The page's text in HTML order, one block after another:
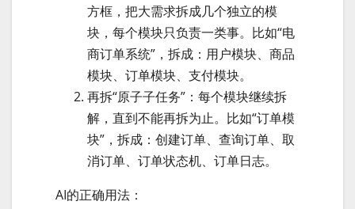
方框，把大需求拆成几个独立的模
块，每个模块只负责一类事。比如“电
商订单系统”，拆成：用户模块、商品
模块、订单模块、支付模块。
再拆“原子子任务”：每个模块继续拆
解，直到不能再拆为止。比如“订单模
块”，拆成：创建订单、查询订单、取
消订单、订单状态机、订单日志。
AI的正确用法：